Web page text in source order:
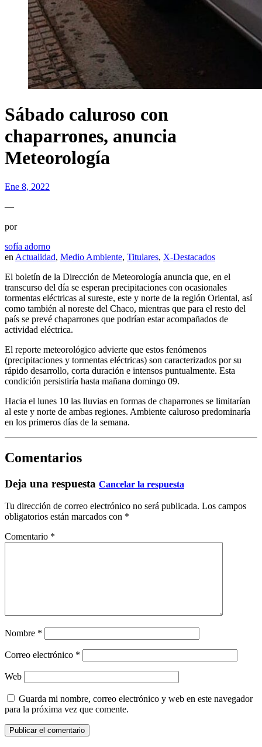
Sábado caluroso con
chaparrones, anuncia
Meteorología
Ene 8, 2022
—
por
sofía adorno
en Actualidad, Medio Ambiente, Titulares, X-Destacados
El boletín de la Dirección de Meteorología anuncia que, en el
transcurso del día se esperan precipitaciones con ocasionales
tormentas eléctricas al sureste, este y norte de la región Oriental, así
como también al noreste del Chaco, mientras que para el resto del
país se prevé chaparrones que podrían estar acompañados de
actividad eléctrica.
El reporte meteorológico advierte que estos fenómenos
(precipitaciones y tormentas eléctricas) son caracterizados por su
rápido desarrollo, corta duración e intensos puntualmente. Esta
condición persistiría hasta mañana domingo 09.
Hacia el lunes 10 las lluvias en formas de chaparrones se limitarían
al este y norte de ambas regiones. Ambiente caluroso predominaría
en los primeros días de la semana.
Comentarios
Deja una respuesta Cancelar la respuesta
Tu dirección de correo electrónico no será publicada. Los campos
obligatorios están marcados con *
Comentario *
Nombre *
Correo electrónico *
Web
Guarda mi nombre, correo electrónico y web en este navegador
para la próxima vez que comente.